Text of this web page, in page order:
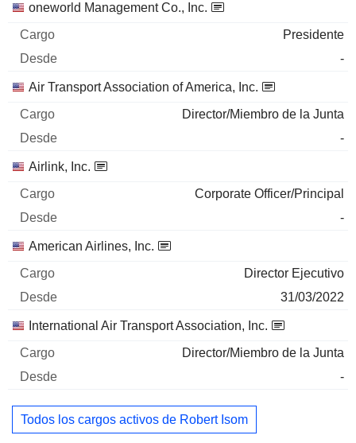
oneworld Management Co., Inc.
Presidente
-
Air Transport Association of America, Inc.
Director/Miembro de la Junta
-
Airlink, Inc.
Corporate Officer/Principal
-
American Airlines, Inc.
Director Ejecutivo
31/03/2022
International Air Transport Association, Inc.
Director/Miembro de la Junta
-
Todos los cargos activos de Robert Isom